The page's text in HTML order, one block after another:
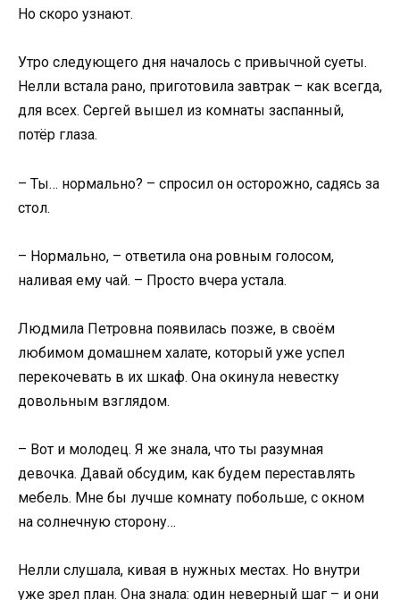
Но скоро узнают.
Утро следующего дня началось с привычной суеты.
Нелли встала рано, приготовила завтрак – как всегда,
для всех. Сергей вышел из комнаты заспанный,
потёр глаза.
– Ты… нормально? – спросил он осторожно, садясь за
стол.
– Нормально, – ответила она ровным голосом,
наливая ему чай. – Просто вчера устала.
Людмила Петровна появилась позже, в своём
любимом домашнем халате, который уже успел
перекочевать в их шкаф. Она окинула невестку
довольным взглядом.
– Вот и молодец. Я же знала, что ты разумная
девочка. Давай обсудим, как будем переставлять
мебель. Мне бы лучше комнату побольше, с окном
на солнечную сторону…
Нелли слушала, кивая в нужных местах. Но внутри
уже зрел план. Она знала: один неверный шаг – и они